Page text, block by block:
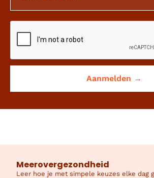
Meerovergezondheid
Leer hoe je met simpele keuzes elke dag